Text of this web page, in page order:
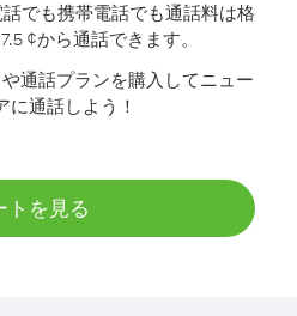
でも携帯電話でも通話料は格
¢から通話できます。
通話プランを購入してニュー
に通話しよう！
トを見る